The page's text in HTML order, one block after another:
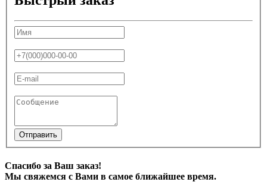
Отправить
Спасибо за Ваш заказ!
Мы свяжемся с Вами в самое ближайшее время.